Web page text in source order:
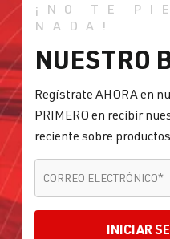
¡NO TE
NADA!
NUESTRO
Regístrate AHORA en
PRIMERO en recibir
reciente sobre
CORREO ELECTRÓNICO*
INICIAR